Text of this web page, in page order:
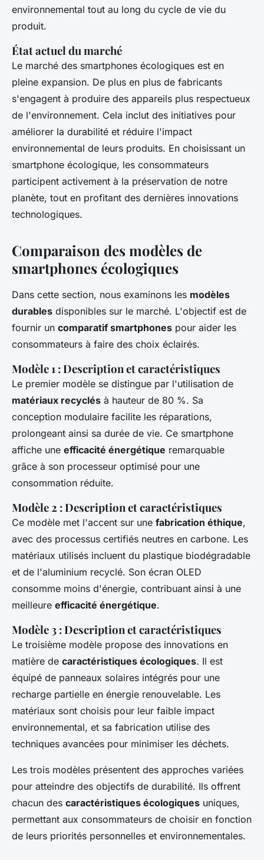
environnemental tout au long du cycle de vie du
produit.
État actuel du marché
Le marché des smartphones écologiques est en
pleine expansion. De plus en plus de fabricants
s'engagent à produire des appareils plus respectueux
de l'environnement. Cela inclut des initiatives pour
améliorer la durabilité et réduire l'impact
environnemental de leurs produits. En choisissant un
smartphone écologique, les consommateurs
participent activement à la préservation de notre
planète, tout en profitant des dernières innovations
technologiques.
Comparaison des modèles de
smartphones écologiques
Dans cette section, nous examinons les modèles
durables disponibles sur le marché. L'objectif est de
fournir un comparatif smartphones pour aider les
consommateurs à faire des choix éclairés.
Modèle 1 : Description et caractéristiques
Le premier modèle se distingue par l'utilisation de
matériaux recyclés à hauteur de 80 %. Sa
conception modulaire facilite les réparations,
prolongeant ainsi sa durée de vie. Ce smartphone
affiche une efficacité énergétique remarquable
grâce à son processeur optimisé pour une
consommation réduite.
Modèle 2 : Description et caractéristiques
Ce modèle met l'accent sur une fabrication éthique,
avec des processus certifiés neutres en carbone. Les
matériaux utilisés incluent du plastique biodégradable
et de l'aluminium recyclé. Son écran OLED
consomme moins d'énergie, contribuant ainsi à une
meilleure efficacité énergétique.
Modèle 3 : Description et caractéristiques
Le troisième modèle propose des innovations en
matière de caractéristiques écologiques. Il est
équipé de panneaux solaires intégrés pour une
recharge partielle en énergie renouvelable. Les
matériaux sont choisis pour leur faible impact
environnemental, et sa fabrication utilise des
techniques avancées pour minimiser les déchets.
Les trois modèles présentent des approches variées
pour atteindre des objectifs de durabilité. Ils offrent
chacun des caractéristiques écologiques uniques,
permettant aux consommateurs de choisir en fonction
de leurs priorités personnelles et environnementales.